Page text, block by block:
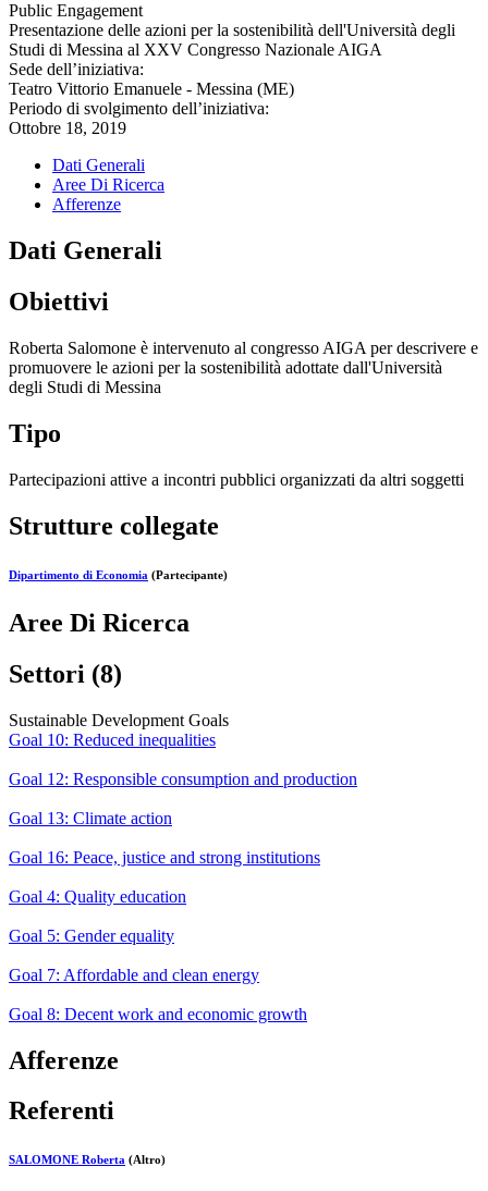
Public Engagement
Presentazione delle azioni per la sostenibilità dell'Università degli
Studi di Messina al XXV Congresso Nazionale AIGA
Sede dell’iniziativa:
Teatro Vittorio Emanuele - Messina (ME)
Periodo di svolgimento dell’iniziativa:
Ottobre 18, 2019
Dati Generali
Aree Di Ricerca
Afferenze
Dati Generali
Obiettivi
Roberta Salomone è intervenuto al congresso AIGA per descrivere e
promuovere le azioni per la sostenibilità adottate dall'Università
degli Studi di Messina
Tipo
Partecipazioni attive a incontri pubblici organizzati da altri soggetti
Strutture collegate
Dipartimento di Economia (Partecipante)
Aree Di Ricerca
Settori (8)
Sustainable Development Goals
Goal 10: Reduced inequalities
Goal 12: Responsible consumption and production
Goal 13: Climate action
Goal 16: Peace, justice and strong institutions
Goal 4: Quality education
Goal 5: Gender equality
Goal 7: Affordable and clean energy
Goal 8: Decent work and economic growth
Afferenze
Referenti
SALOMONE Roberta (Altro)